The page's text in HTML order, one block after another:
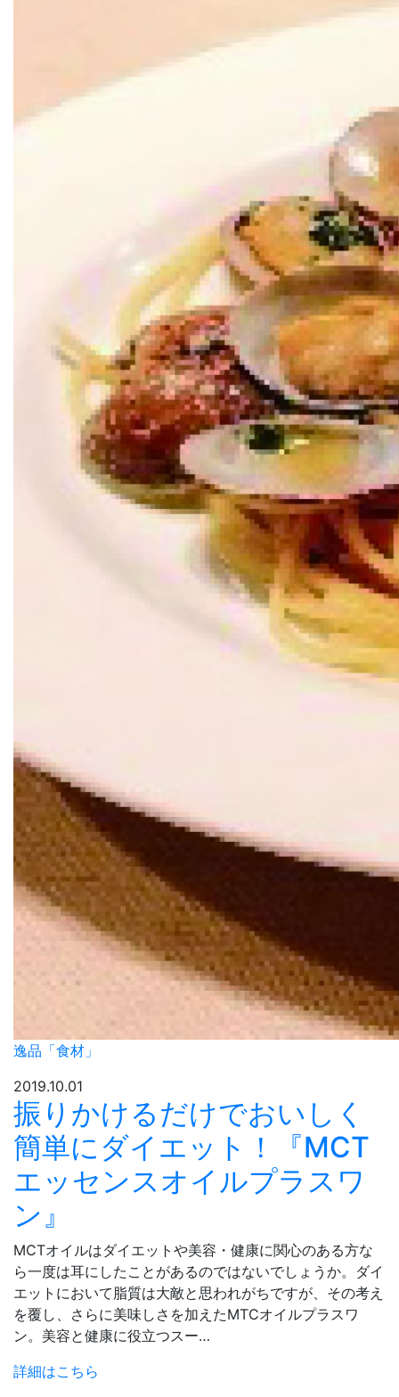
逸品「食材」
2019.10.01
振りかけるだけでおいしく
簡単にダイエット！『MCT
エッセンスオイルプラスワ
ン』
MCTオイルはダイエットや美容・健康に関心のある方な
ら一度は耳にしたことがあるのではないでしょうか。ダイ
エットにおいて脂質は大敵と思われがちですが、その考え
を覆し、さらに美味しさを加えたMTCオイルプラスワ
ン。美容と健康に役立つスー…
詳細はこちら